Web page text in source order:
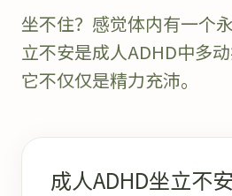
坐不住？感觉体内有一个
立不安是成人ADHD中多
它不仅仅是精力充沛。
成人ADHD坐立不